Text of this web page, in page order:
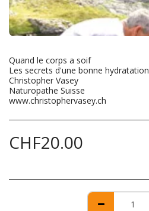
Quand le corps a soif
Les secrets d'une bonne hydratation
Christopher Vasey
Naturopathe Suisse
www.christophervasey.ch
CHF20.00